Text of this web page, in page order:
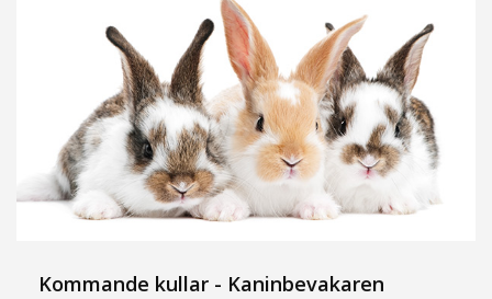
Kommande kullar - Kaninbevakaren